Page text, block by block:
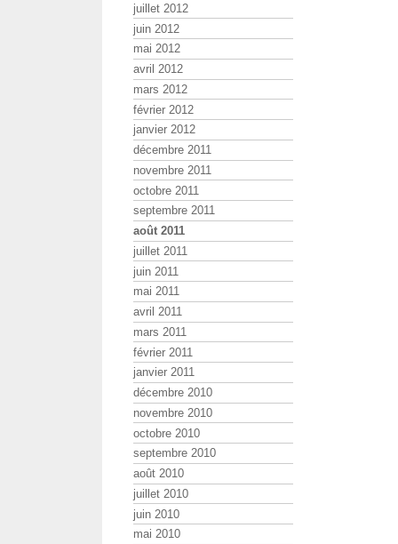
juillet 2012
juin 2012
mai 2012
avril 2012
mars 2012
février 2012
janvier 2012
décembre 2011
novembre 2011
octobre 2011
septembre 2011
août 2011
juillet 2011
juin 2011
mai 2011
avril 2011
mars 2011
février 2011
janvier 2011
décembre 2010
novembre 2010
octobre 2010
septembre 2010
août 2010
juillet 2010
juin 2010
mai 2010